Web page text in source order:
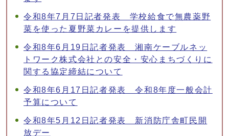
令和8年7月7日記者発表 学校給食で無農薬野
菜を使った夏野菜カレーを提供します
令和8年6月19日記者発表 湘南ケーブルネッ
トワーク株式会社との安全・安心まちづくりに
関する協定締結について
令和8年6月17日記者発表 令和8年度一般会計
予算について
令和8年5月12日記者発表 新消防庁舎町民開
放デー